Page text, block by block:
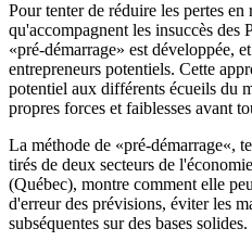
Pour tenter de réduire les pertes en
qu'accompagnent les insuccès des
«pré-démarrage» est développée,
entrepreneurs potentiels. Cette
potentiel aux différents écueils du
propres forces et faiblesses avant
La méthode de «pré-démarrage«,
tirés de deux secteurs de
(Québec), montre comment elle
d'erreur des prévisions, éviter les
subséquentes sur des bases solides.